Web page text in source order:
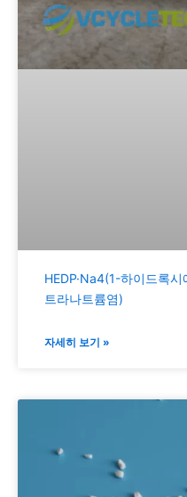
HEDP·Na4(1-하이드록
트라나트륨염)
자세히 보기 »